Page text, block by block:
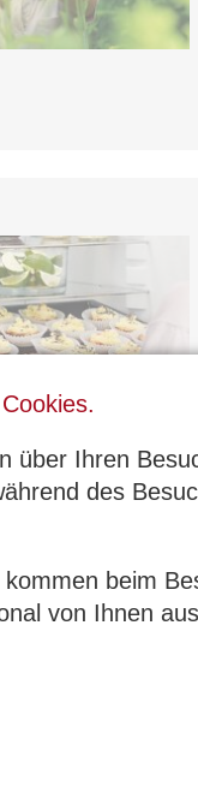
über Ihren
des
beim
von Ihnen